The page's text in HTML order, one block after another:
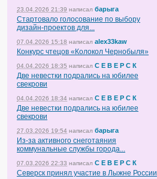
23.04.2026 21:39 написал барыга
Стартовало голосование по выбору
дизайн-проектов для...
07.04.2026 15:18 написал alex33kaw
Конкурс чтецов «Колокол Чернобыля»
04.04.2026 18:35 написал С Е В Е Р С К
Две невестки подрались на юбилее
свекрови
04.04.2026 18:34 написал С Е В Е Р С К
Две невестки подрались на юбилее
свекрови
27.03.2026 19:54 написал барыга
Из-за активного снеготаяния
коммунальные службы города...
07.03.2026 22:33 написал С Е В Е Р С К
Северск принял участие в Лыжне России